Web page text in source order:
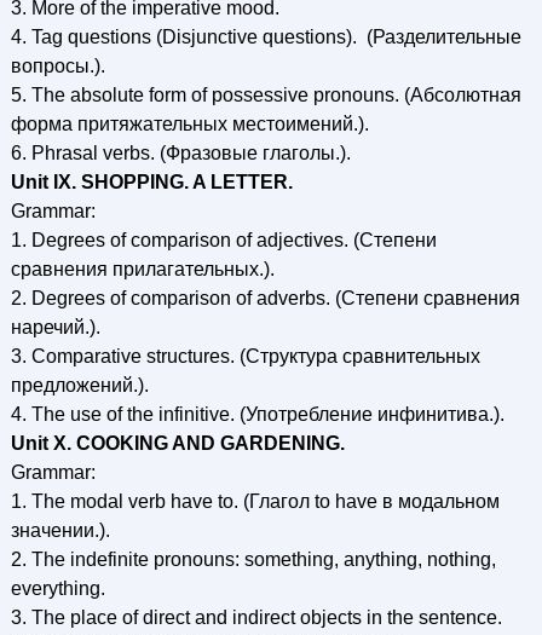
3. More of the imperative mood.
4. Tag questions (Disjunctive questions). (Разделительные
вопросы.).
5. The absolute form of possessive pronouns. (Абсолютная
форма притяжательных местоимений.).
6. Phrasal verbs. (Фразовые глаголы.).
Unit IX. SHOPPING. A LETTER.
Grammar:
1. Degrees of comparison of adjectives. (Степени
сравнения прилагательных.).
2. Degrees of comparison of adverbs. (Степени сравнения
наречий.).
3. Comparative structures. (Структура сравнительных
предложений.).
4. The use of the infinitive. (Употребление инфинитива.).
Unit X. COOKING AND GARDENING.
Grammar:
1. The modal verb have to. (Глагол to have в модальном
значении.).
2. The indefinite pronouns: something, anything, nothing,
everything.
3. The place of direct and indirect objects in the sentence.